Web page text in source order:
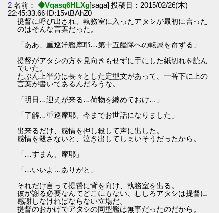
2 名前： ◆Vqasq6HLXg[saga] 投稿日：2015/02/26(木)
22:45:33.66 ID:15vtBAhZ0
提督に呼び出され、執務室に入ったアタシが最初に言った
のはそんな言葉だった。
「ああ、重巡洋艦摩耶…第十五艦隊への転属を命ずる」
提督がアタシの方を見向きもせずに手にした紙切れを読ん
でいた。
たぶん上半分は長々とした定型文があって、一番下に上の
言葉が書いてあるんだろうな。
「明日…迎えが来る…荷物を纏めておけ…」
「了解…重巡摩耶、今までお世話になりました」
出来るだけ、感情を押し殺して声に出した。
感情を殺さないと、泣き出してしまいそうだったから。
「…すまん、摩耶」
「…いいよ…ありがと」
それだけ言って提督に背を向け、執務室を出る。
彼が謝る必要なんてどこにもない、むしろアタシは提督に
感謝しなければならない立場だ。
提督のおかげでアタシの同型艦は無事だったのだから。